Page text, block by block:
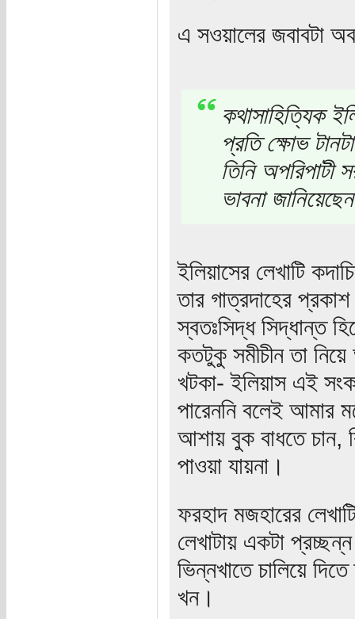
এ সওয়ালের জবাবটা
কথাসাহিত্যিক
প্রতি ক্ষোভ
তিনি অপরিপাটী
ভাবনা
ইলিয়াসের লেখাটি
তার গাত্রদাহের
স্বতঃসিদ্ধ সিদ্ধান্ত
কতটুকু সমীচীন তা
খটকা- ইলিয়াস এই
পারেননি বলেই আমার
আশায় বুক বাধতে চান,
পাওয়া যায়না।
ফরহাদ মজহারের
লেখাটায় একটা প্রচ্ছন্ন
ভিন্নখাতে চালিয়ে
খন।